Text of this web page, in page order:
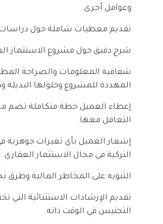
وعوامل أخرى.
تقديم معطيات شاملة حول دراسات
شرح دقيق حول مشروع الاستثمار
شفافية المعلومات والصراحة
المهددة للمشروع وحلولها البديلة
إعطاء العميل خطة متكاملة تضم
التعامل معها.
إشعار العميل بأي تغيرات جوهرية
التركية في مجال الاستثمار العقاري.
التنويه على المخاطر المالية وطرق
تقديم الإرشادات الاستثنائية
التجنيس في الوقت ذاته.